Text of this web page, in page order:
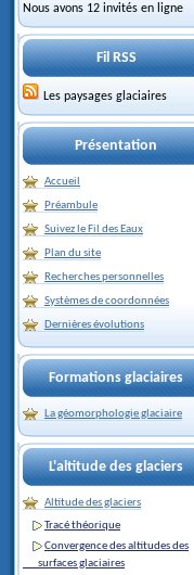
Nous avons 12 invités en ligne
Fil RSS
Les paysages glaciaires
Présentation
Accueil
Préambule
Suivez le Fil des Eaux
Plan du site
Recherches personnelles
Systèmes de coordonnées
Dernières évolutions
Formations glaciaires
La géomorphologie glaciaire
L'altitude des glaciers
Altitude des glaciers
Tracé théorique
Convergence des altitudes des
surfaces glaciaires